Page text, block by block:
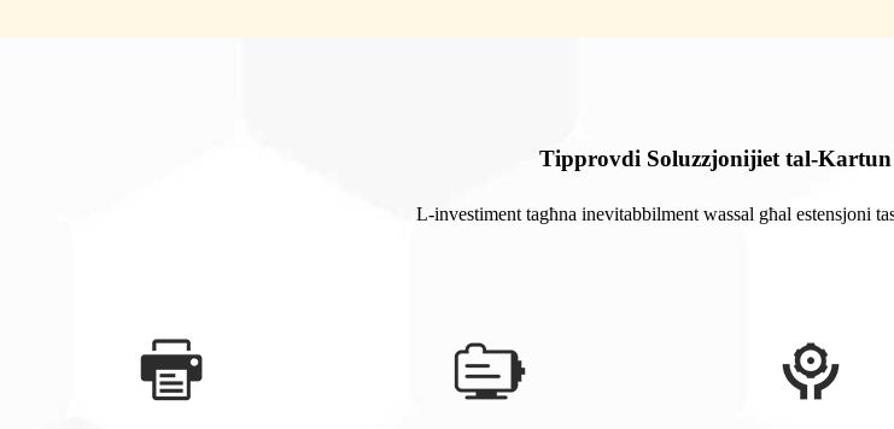
Tipprovdi Soluzzjonijiet tal-
L-investiment tagħna inevitabbilment wassal għal estensjoni